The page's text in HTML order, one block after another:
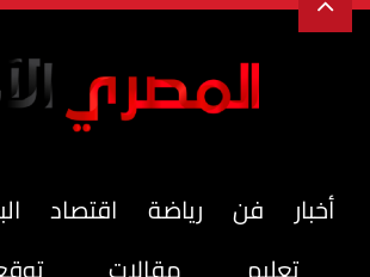
أخبار فن رياضة اقتصاد